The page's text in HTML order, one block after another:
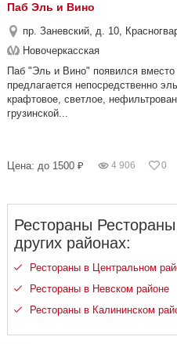
Паб Эль и Вино
пр. Заневский, д. 10,
Новочеркасская
Паб "Эль и Вино" появился вместо
предлагается непосредственно
крафтовое, светлое,
грузинской...
Цена: до 1500 ₽ 4 906 0
Рестораны Рестораны
других районах:
Рестораны в Центральном
Рестораны в Невском районе
Рестораны в Калининском